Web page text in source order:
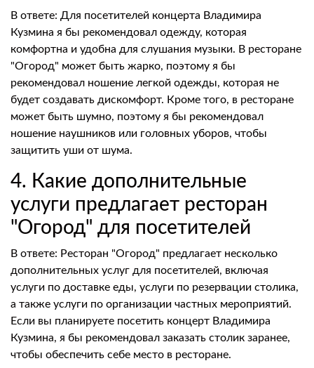
В ответе: Для посетителей концерта Владимира
Кузмина я бы рекомендовал одежду, которая
комфортна и удобна для слушания музыки. В ресторане
"Огород" может быть жарко, поэтому я бы
рекомендовал ношение легкой одежды, которая не
будет создавать дискомфорт. Кроме того, в ресторане
может быть шумно, поэтому я бы рекомендовал
ношение наушников или головных уборов, чтобы
защитить уши от шума.
4. Какие дополнительные
услуги предлагает ресторан
"Огород" для посетителей
В ответе: Ресторан "Огород" предлагает несколько
дополнительных услуг для посетителей, включая
услуги по доставке еды, услуги по резервации столика,
а также услуги по организации частных мероприятий.
Если вы планируете посетить концерт Владимира
Кузмина, я бы рекомендовал заказать столик заранее,
чтобы обеспечить себе место в ресторане.